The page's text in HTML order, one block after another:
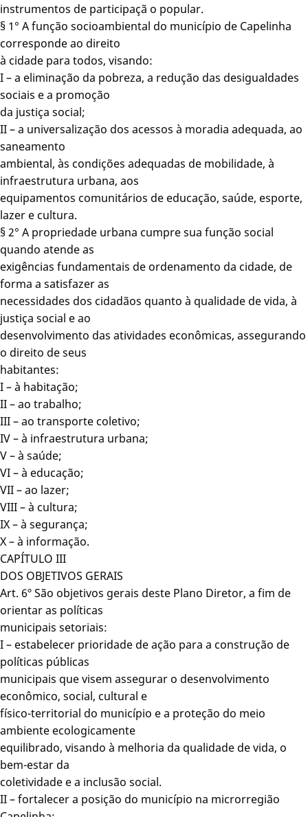
instrumentos de participaçã o popular.
§ 1° A função socioambiental do município de Capelinha
corresponde ao direito
à cidade para todos, visando:
I – a eliminação da pobreza, a redução das desigualdades
sociais e a promoção
da justiça social;
II – a universalização dos acessos à moradia adequada, ao
saneamento
ambiental, às condições adequadas de mobilidade, à
infraestrutura urbana, aos
equipamentos comunitários de educação, saúde, esporte,
lazer e cultura.
§ 2° A propriedade urbana cumpre sua função social
quando atende as
exigências fundamentais de ordenamento da cidade, de
forma a satisfazer as
necessidades dos cidadãos quanto à qualidade de vida, à
justiça social e ao
desenvolvimento das atividades econômicas, assegurando
o direito de seus
habitantes:
I – à habitação;
II – ao trabalho;
III – ao transporte coletivo;
IV – à infraestrutura urbana;
V – à saúde;
VI – à educação;
VII – ao lazer;
VIII – à cultura;
IX – à segurança;
X – à informação.
CAPÍTULO III
DOS OBJETIVOS GERAIS
Art. 6º São objetivos gerais deste Plano Diretor, a fim de
orientar as políticas
municipais setoriais:
I – estabelecer prioridade de ação para a construção de
políticas públicas
municipais que visem assegurar o desenvolvimento
econômico, social, cultural e
físico-territorial do município e a proteção do meio
ambiente ecologicamente
equilibrado, visando à melhoria da qualidade de vida, o
bem-estar da
coletividade e a inclusão social.
II – fortalecer a posição do município na microrregião